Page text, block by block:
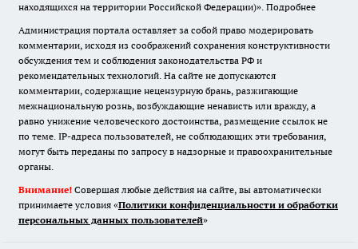
находящихся на территории Российской Федерации)». Подробнее
Администрация портала оставляет за собой право модерировать
комментарии, исходя из соображений сохранения конструктивности
обсуждения тем и соблюдения законодательства РФ и
рекомендательных технологий. На сайте не допускаются
комментарии, содержащие нецензурную брань, разжигающие
межнациональную рознь, возбуждающие ненависть или вражду, а
равно унижение человеческого достоинства, размещение ссылок не
по теме. IP-адреса пользователей, не соблюдающих эти требования,
могут быть переданы по запросу в надзорные и правоохранительные
органы.
Внимание! Совершая любые действия на сайте, вы автоматически
принимаете условия «Политики конфиденциальности и обработки
персональных данных пользователей»